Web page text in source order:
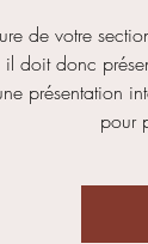
de votre
il doit donc
présentation
pour